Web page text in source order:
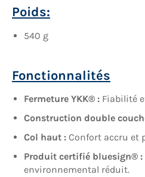
Poids:
540 g
Fonctionnalités
Fermeture YKK® : Fiabilité
Construction double
Col haut : Confort accru et
Produit certifié bluesign® :
environnemental réduit.